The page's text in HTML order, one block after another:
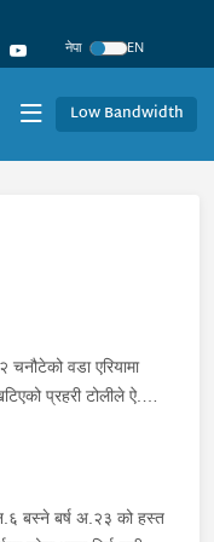
नेपा
EN
Low Bandwidth
चनौटेको वडा एरियामा
प्रहरी टोलीले ऐ.
३१ को सुरज न्यौपानेको
नगरेको १३ पुडिया
न्यौपाने र उक्त अटोलाई
न.६ बस्ने बर्ष अ.२३ को हस्त